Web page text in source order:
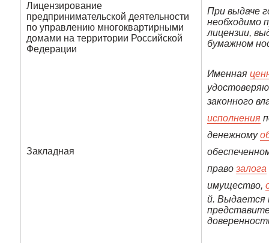
Лицензирование
предпринимательской деятельности
по управлению многоквартирными
домами на территории Российской
Федерации
При выдаче
необходимо
лицензии,
бумажном
Закладная
Именная
законного
исполнения
денежному
правозалога
имущество,
й. Выдается